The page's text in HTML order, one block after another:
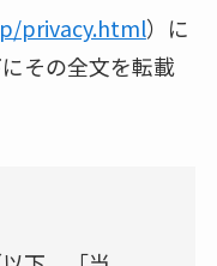
privacy.html）に
その全文を転載